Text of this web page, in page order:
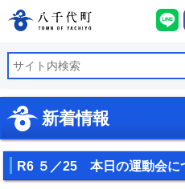
八千代町公式ホ
新着情報
R6 ５／25 本日の運動会に